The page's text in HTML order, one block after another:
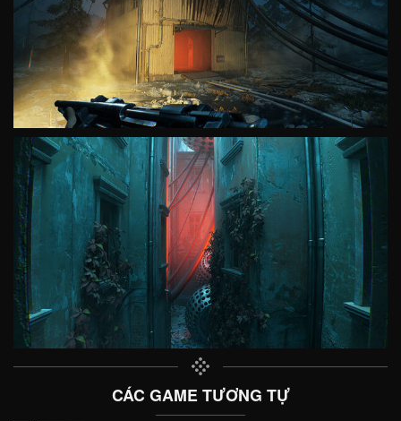
CÁC GAME TƯƠNG TỰ